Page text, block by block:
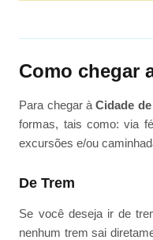
Como chegar
Para chegar àCidade
formas, tais como: via
excursões e/ou
De Trem
Se você deseja ir de
nenhum trem sai